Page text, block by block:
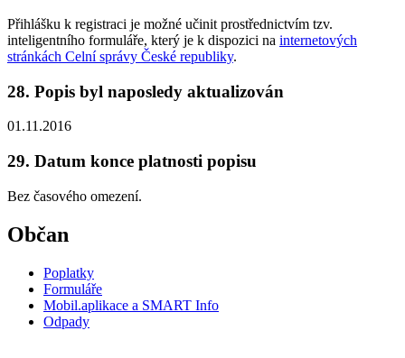
Přihlášku k registraci je možné učinit prostřednictvím tzv.
inteligentního formuláře, který je k dispozici na internetových
stránkách Celní správy České republiky.
28. Popis byl naposledy aktualizován
01.11.2016
29. Datum konce platnosti popisu
Bez časového omezení.
Občan
Poplatky
Formuláře
Mobil.aplikace a SMART Info
Odpady